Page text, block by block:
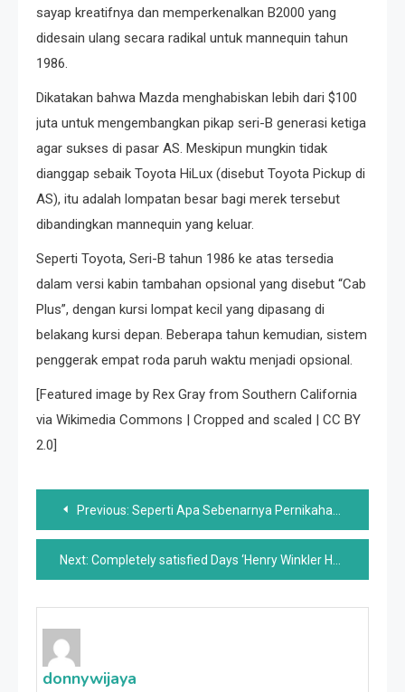
sayap kreatifnya dan memperkenalkan B2000 yang
didesain ulang secara radikal untuk mannequin tahun
1986.
Dikatakan bahwa Mazda menghabiskan lebih dari $100
juta untuk mengembangkan pikap seri-B generasi ketiga
agar sukses di pasar AS. Meskipun mungkin tidak
dianggap sebaik Toyota HiLux (disebut Toyota Pickup di
AS), itu adalah lompatan besar bagi merek tersebut
dibandingkan mannequin yang keluar.
Seperti Toyota, Seri-B tahun 1986 ke atas tersedia
dalam versi kabin tambahan opsional yang disebut “Cab
Plus”, dengan kursi lompat kecil yang dipasang di
belakang kursi depan. Beberapa tahun kemudian, sistem
penggerak empat roda paruh waktu menjadi opsional.
[Featured image by Rex Gray from Southern California
via Wikimedia Commons | Cropped and scaled | CC BY
2.0]
Post
navigation
Previous: Seperti Apa Sebenarnya Pernikahan Mewah Ratu Rania Tahun 1993
Next: Completely satisfied Days ‘Henry Winkler Hampir Mendapatkan Peran John Travolta Dalam Grease
donnywijaya